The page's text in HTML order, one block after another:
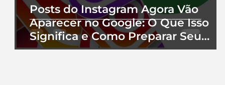
Posts do Instagram Agora Vão
Aparecer no Google: O Que Isso
Significa e Como Preparar Seu
Perfil